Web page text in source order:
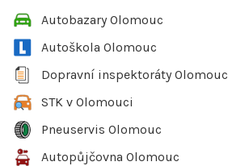
Autobazary Olomouc
Autoškola Olomouc
Dopravní inspektoráty Olomouc
STK v Olomouci
Pneuservis Olomouc
Autopůjčovna Olomouc